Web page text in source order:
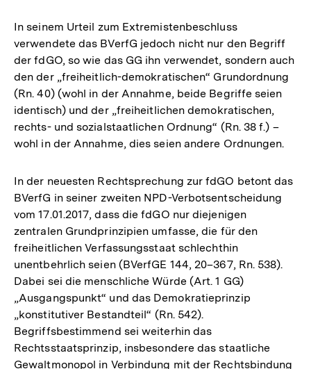
In seinem Urteil zum Extremistenbeschluss
verwendete das BVerfG jedoch nicht nur den Begriff
der fdGO, so wie das GG ihn verwendet, sondern auch
den der „freiheitlich-demokratischen“ Grundordnung
(Rn. 40) (wohl in der Annahme, beide Begriffe seien
identisch) und der „freiheitlichen demokratischen,
rechts- und sozialstaatlichen Ordnung“ (Rn. 38 f.) –
wohl in der Annahme, dies seien andere Ordnungen.
In der neuesten Rechtsprechung zur fdGO betont das
BVerfG in seiner zweiten NPD-Verbotsentscheidung
vom 17.01.2017, dass die fdGO nur diejenigen
zentralen Grundprinzipien umfasse, die für den
freiheitlichen Verfassungsstaat schlechthin
unentbehrlich seien (BVerfGE 144, 20–367, Rn. 538).
Dabei sei die menschliche Würde (Art. 1 GG)
„Ausgangspunkt“ und das Demokratieprinzip
„konstitutiver Bestandteil“ (Rn. 542).
Begriffsbestimmend sei weiterhin das
Rechtsstaatsprinzip, insbesondere das staatliche
Gewaltmonopol in Verbindung mit der Rechtsbindung